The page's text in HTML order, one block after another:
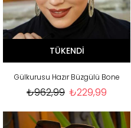
TÜKENDI
Gülkurusu Hazır Büzgülü Bone
₺229,99
₺962,99